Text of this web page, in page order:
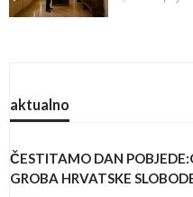
aktualno
ČESTITAMO DAN
GROBA HRVATSKE